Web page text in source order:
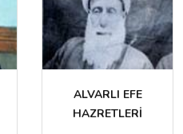
ALVARLI EFE
HAZRETLERİ